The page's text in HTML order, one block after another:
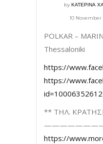
byΚΑΤΕΡΙΝΑ
10 November
POLKAR –
Thessaloniki
https://
https://
** ΤΗΛ.
https://